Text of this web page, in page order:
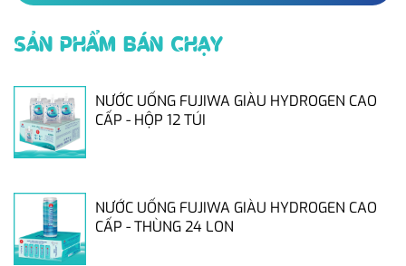
SẢN PHẨM BÁN CHẠY
NƯỚC UỐNG FUJIWA GIÀU HYDROGEN CAO
CẤP - HỘP 12 TÚI
NƯỚC UỐNG FUJIWA GIÀU HYDROGEN CAO
CẤP - THÙNG 24 LON